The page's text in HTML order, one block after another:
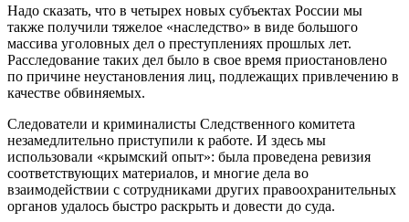
Надо сказать, что в четырех новых субъектах России мы
также получили тяжелое «наследство» в виде большого
массива уголовных дел о преступлениях прошлых лет.
Расследование таких дел было в свое время приостановлено
по причине неустановления лиц, подлежащих привлечению в
качестве обвиняемых.
Следователи и криминалисты Следственного комитета
незамедлительно приступили к работе. И здесь мы
использовали «крымский опыт»: была проведена ревизия
соответствующих материалов, и многие дела во
взаимодействии с сотрудниками других правоохранительных
органов удалось быстро раскрыть и довести до суда.